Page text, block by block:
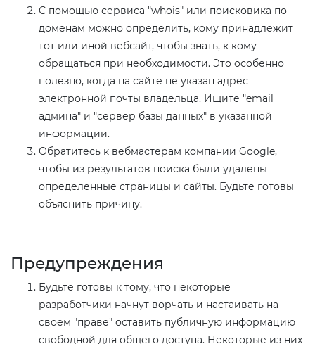
С помощью сервиса "whois" или поисковика по
доменам можно определить, кому принадлежит
тот или иной вебсайт, чтобы знать, к кому
обращаться при необходимости. Это особенно
полезно, когда на сайте не указан адрес
электронной почты владельца. Ищите "email
админа" и "сервер базы данных" в указанной
информации.
Обратитесь к вебмастерам компании Google,
чтобы из результатов поиска были удалены
определенные страницы и сайты. Будьте готовы
объяснить причину.
Предупреждения​
Будьте готовы к тому, что некоторые
разработчики начнут ворчать и настаивать на
своем "праве" оставить публичную информацию
свободной для общего доступа. Некоторые из них